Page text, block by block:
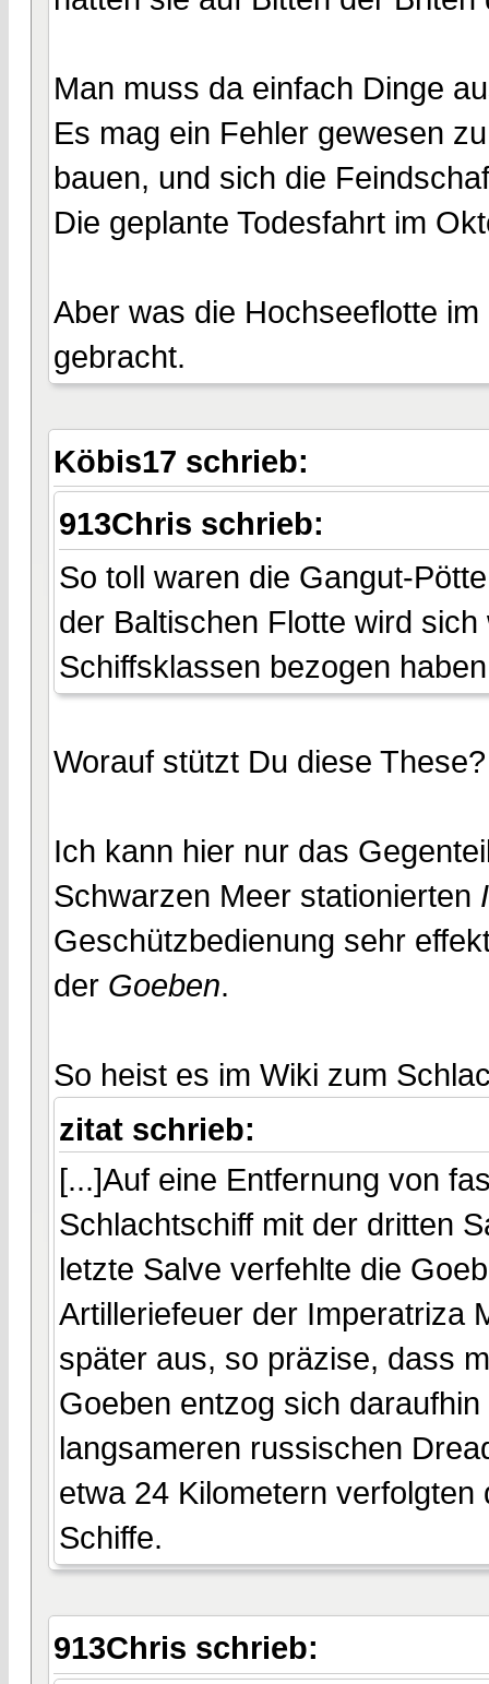
Man muss da einfach Dinge
Es mag ein Fehler gewesen
bauen, und sich die
Die geplante Todesfahrt im
Aber was die Hochseeflotte
gebracht.
Köbis17 schrieb:
913Chris schrieb:
So toll waren die Gangut-
der Baltischen Flotte wird
Schiffsklassen bezogen
Worauf stützt Du diese These?
Ich kann hier nur das
Schwarzen Meer stationierten
Geschützbedienung sehr
der Goeben.
So heist es im Wiki zum
zitat schrieb:
[...]Auf eine Entfernung von
Schlachtschiff mit der dritten
letzte Salve verfehlte die
Artilleriefeuer der Imperatriza
später aus, so präzise, dass
Goeben entzog sich
langsameren russischen
etwa 24 Kilometern
Schiffe.
913Chris schrieb: